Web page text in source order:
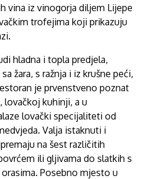
vina iz vinogorja diljem Lijepe
trofejima koji prikazuju
hladna i topla predjela,
žara, s ražnja i iz krušne peći,
je prvenstveno poznat
lovačkoj kuhinji, a u
lovački specijaliteti od
Valja istaknuti i
na šest različitih
ili gljivama do slatkih s
Posebno mjesto u